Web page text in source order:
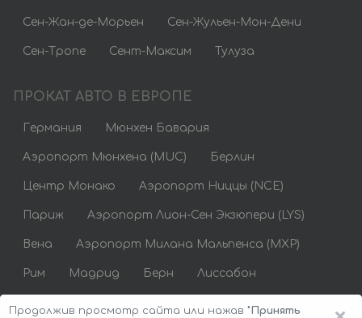
Сен-Жан-де-Морьен Сен-Жульен-Мон-Дени
Сен-Тропе Сент-Максим Тулуза
ПРОКАТ АВТО В ЕВРОПЕ
Германия Мюнхен Бавария
Аэропорт Мюнхена (MUC) Берлин
Центр Монако Аэропорт Ниццы (NCE)
Париж Аэропорт Лион-Сен Экзюпери (LYS)
Вена Аэропорт Милана Мальпенса (MXP)
Рим Мадрид Берн Лиссабон
Продолжив просмотр сайта или нажав "Принять